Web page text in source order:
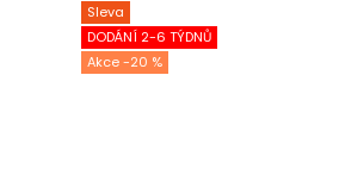
Sleva
DODÁNÍ 2-6 TÝDNŮ
-20 %